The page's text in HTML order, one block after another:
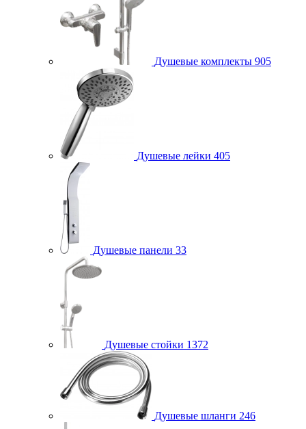
Душевые комплекты 905
Душевые лейки 405
Душевые панели 33
Душевые стойки 1372
Душевые шланги 246